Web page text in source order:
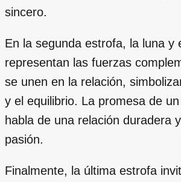
sincero.
En la segunda estrofa, la luna y
representan las fuerzas
se unen en la relación,
y el equilibrio. La promesa de
habla de una relación duradera
pasión.
Finalmente, la última estrofa